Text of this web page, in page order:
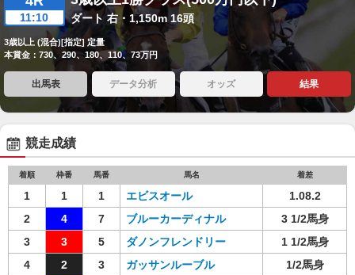
11:10 ダート 右・1,150m 16頭
3歳以上 (混合)[指定] 定量
本賞金：730、290、180、110、73万円
出馬表 データ分析 オッズ 結果
競走成績
着順 枠番 馬番 馬名 着差
1 1 1 エビスオール
1.08.2
2
4 7 ブルーカーディナル
3 1/2馬身
3
3 5 ダノンフレンドリー
1 1/2馬身
4
2 3 ガッサンルーブル
1/2馬身